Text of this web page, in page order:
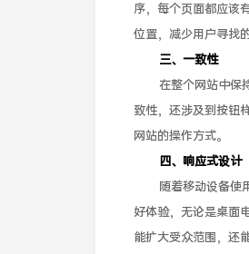
序，每个页面都应该
位置，减少用户寻找
三、一致性
在整个网站中保
致性，还涉及到按钮
网站的操作方式。
四、响应式设计
随着移动设备使
好体验，无论是桌面
能扩大受众范围，还